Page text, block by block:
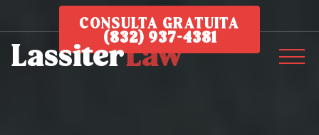
CONSULTA GRATUITA
(832) 937-4381